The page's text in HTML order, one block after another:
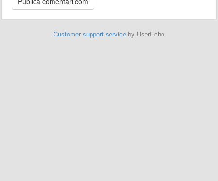
Customer support service by UserEcho